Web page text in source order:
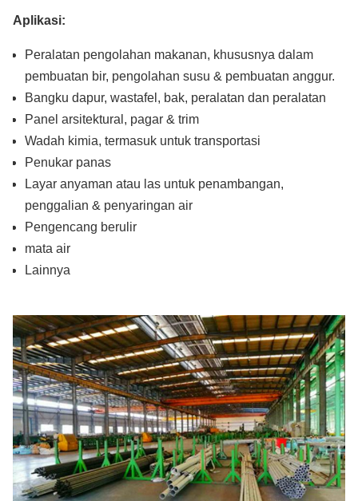
Aplikasi:
Peralatan pengolahan makanan, khususnya dalam
pembuatan bir, pengolahan susu & pembuatan anggur.
Bangku dapur, wastafel, bak, peralatan dan peralatan
Panel arsitektural, pagar & trim
Wadah kimia, termasuk untuk transportasi
Penukar panas
Layar anyaman atau las untuk penambangan,
penggalian & penyaringan air
Pengencang berulir
mata air
Lainnya